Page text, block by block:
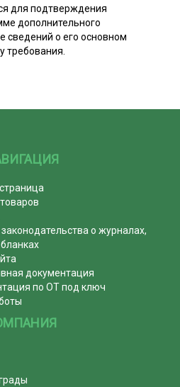
для подтверждения
дополнительного
сведений о его основном
требования.
о журналах,
документация
по ОТ под ключ